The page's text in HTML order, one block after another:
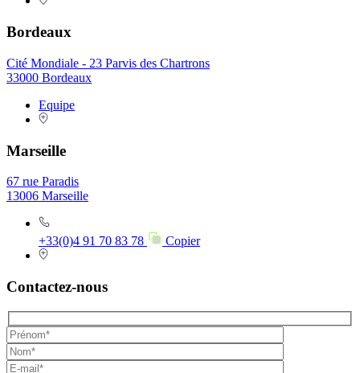
Bordeaux
Cité Mondiale - 23 Parvis des Chartrons
33000 Bordeaux
Equipe
Marseille
67 rue Paradis
13006 Marseille
+33(0)4 91 70 83 78 Copier
Contactez-nous